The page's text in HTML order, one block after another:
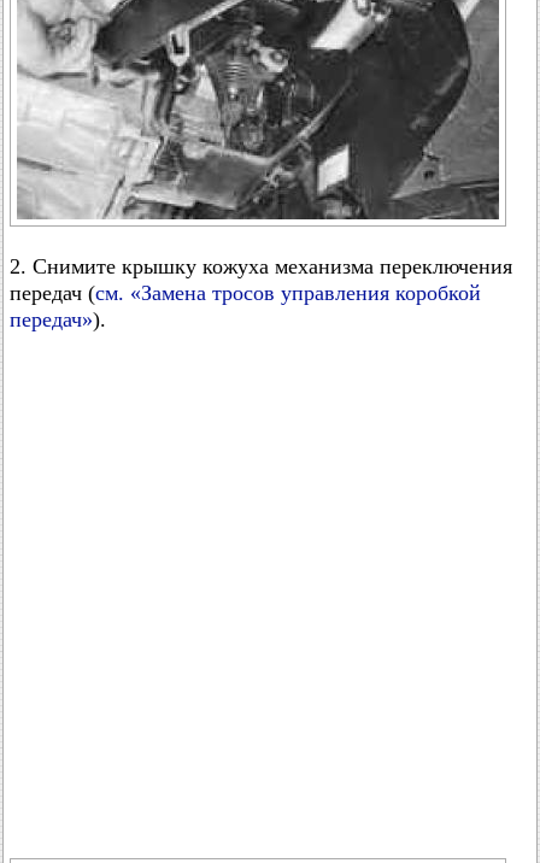
2. Снимите крышку кожуха механизма переключения
передач (см. «Замена тросов управления коробкой
передач»).